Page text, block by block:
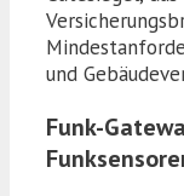
und
Funk-